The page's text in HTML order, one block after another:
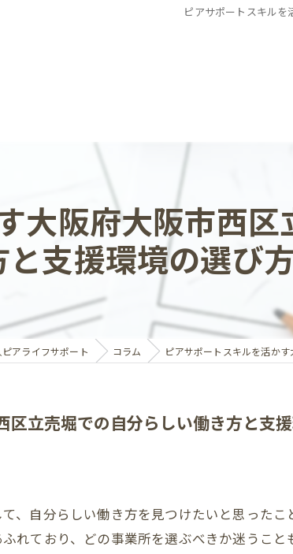
ピアサポートスキル
大阪府大阪市西
と支援環境の選び
アライフサポート コラム ピアサポートスキルを活か
立売堀での自分らしい働き方と支
、自分らしい働き方を見つけたいと思ったこ
れており、どの事業所を選ぶべきか迷うこ